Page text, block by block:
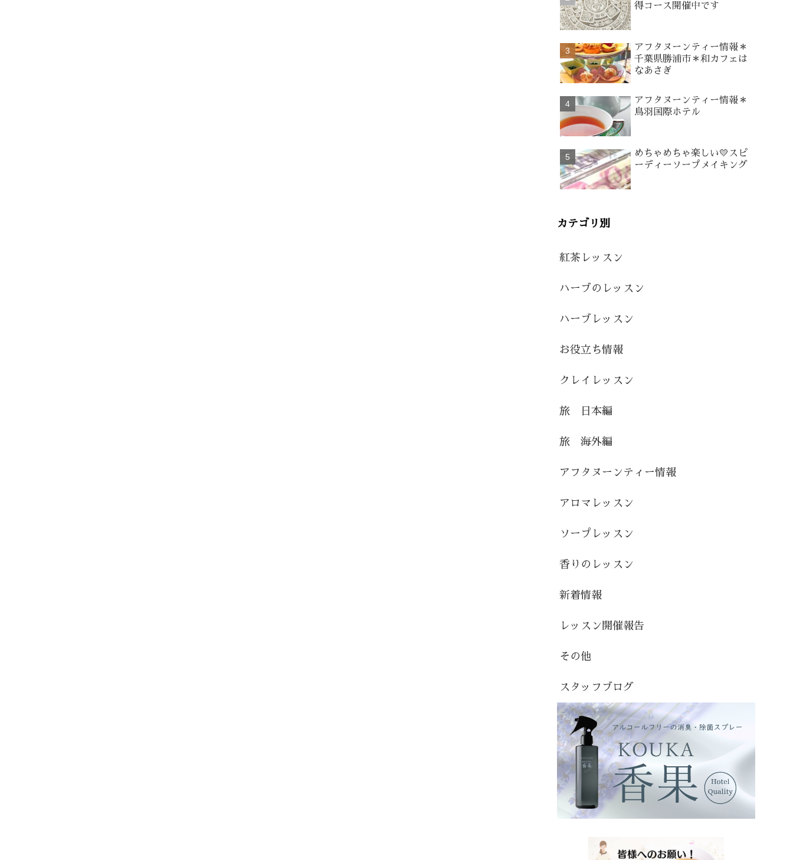
得コース開催中です
アフタヌーンティー情報＊
千葉県勝浦市＊和カフェは
なあさぎ
アフタヌーンティー情報＊
鳥羽国際ホテル
めちゃめちゃ楽しい💛スピ
ーディーソープメイキング
カテゴリ別
紅茶レッスン
ハーブのレッスン
ハーブレッスン
お役立ち情報
クレイレッスン
旅 日本編
旅 海外編
アフタヌーンティー情報
アロマレッスン
ソープレッスン
香りのレッスン
新着情報
レッスン開催報告
その他
スタッフブログ